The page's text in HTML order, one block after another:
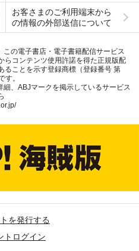
お客さまのご利用端末から
の情報の外部送信について
この電子書店・電子書籍配信サービス
らコンテンツ使用許諾を得た正規版配
ることを示す登録商標（登録番号 第
す。
細、ABJマークを掲示しているサービス
を発行する
トログイン